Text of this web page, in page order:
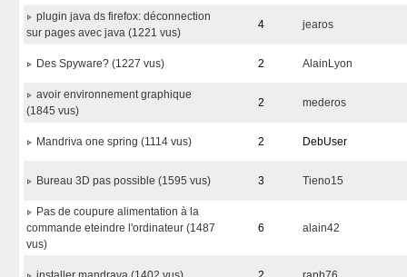
plugin java ds firefox: déconnection
sur pages avec java (1221 vus)
4 jearos
Des Spyware? (1227 vus) 2 AlainLyon
avoir environnement graphique
(1845 vus)
2 mederos
Mandriva one spring (1114 vus) 2 DebUser
Bureau 3D pas possible (1595 vus) 3 Tieno15
Pas de coupure alimentation à la
commande eteindre l'ordinateur (1487
vus)
6 alain42